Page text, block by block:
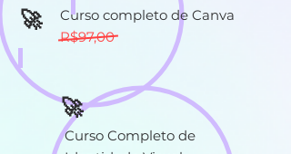
​🚀
Curso completo de Canva
R$97,00
​🚀
Curso Completo de